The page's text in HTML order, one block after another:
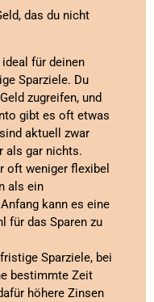
das du nicht
für deinen
Sparziele. Du
zugreifen, und
gibt es oft etwas
aktuell zwar
als gar nichts.
oft weniger flexibel
als ein
kann es eine
für das Sparen zu
Sparziele, bei
bestimmte Zeit
höhere Zinsen